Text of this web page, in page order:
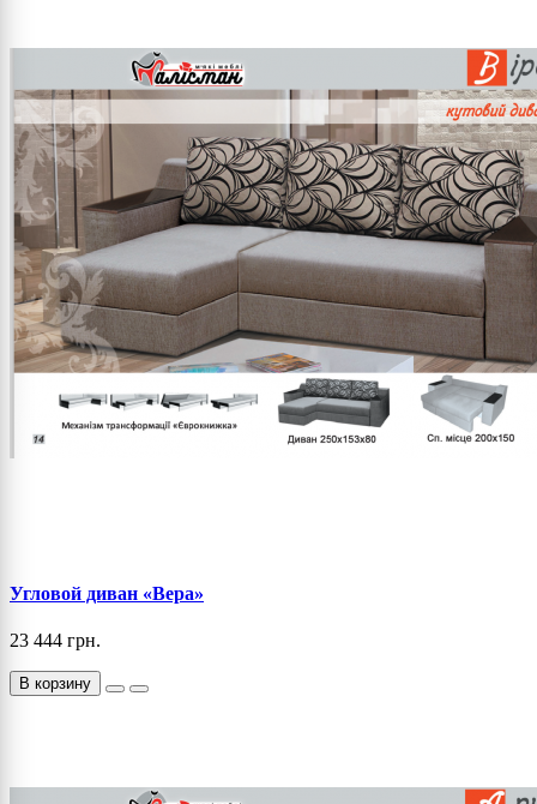
Угловой диван «Вера»
23 444 грн.
В корзину